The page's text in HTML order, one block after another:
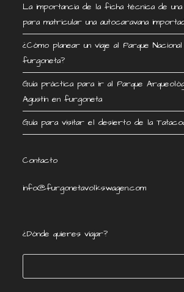
La importancia de la ficha técnica de una
para matricular una autocaravana
¿Cómo planear un viaje al Parque
furgoneta?
Guía práctica para ir al Parque
Agustín en furgoneta
Guía para visitar el desierto de la
Contacto
info@furgonetavolkswagen.com
¿Dónde quieres viajar?